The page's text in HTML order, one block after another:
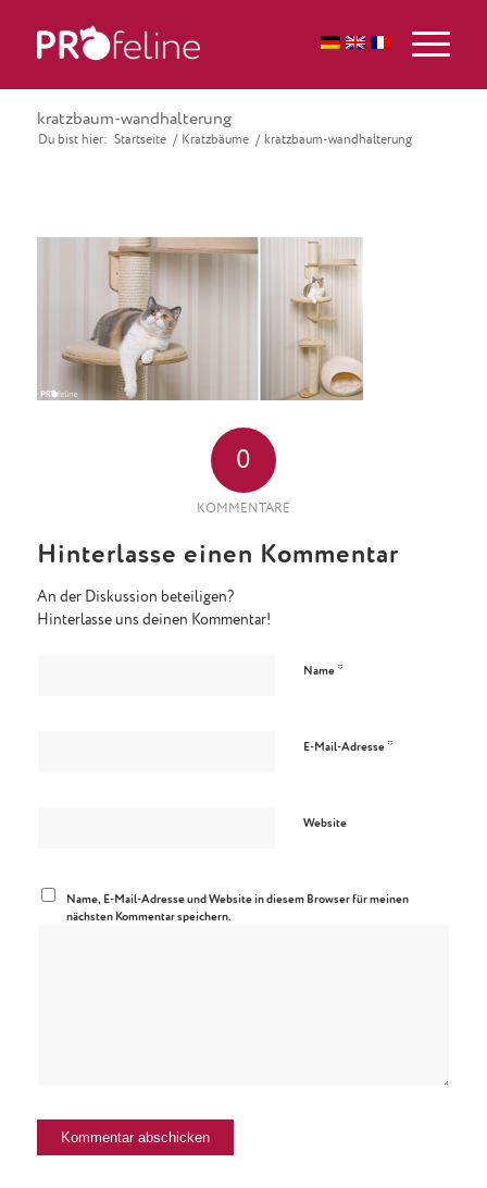
kratzbaum-wandhalterung
Du bist hier: Startseite / Kratzbäume / kratzbaum-wandhalterung
0
KOMMENTARE
Hinterlasse einen Kommentar
An der Diskussion beteiligen?
Hinterlasse uns deinen Kommentar!
Name *
E-Mail-Adresse *
Website
Name, E-Mail-Adresse und Website in diesem Browser für meinen
nächsten Kommentar speichern.